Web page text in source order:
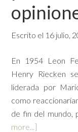
Escrito el 16 julio,
En 1954 Leon
Henry Riecken
liderada por
como
de fin del mundo,
more...]